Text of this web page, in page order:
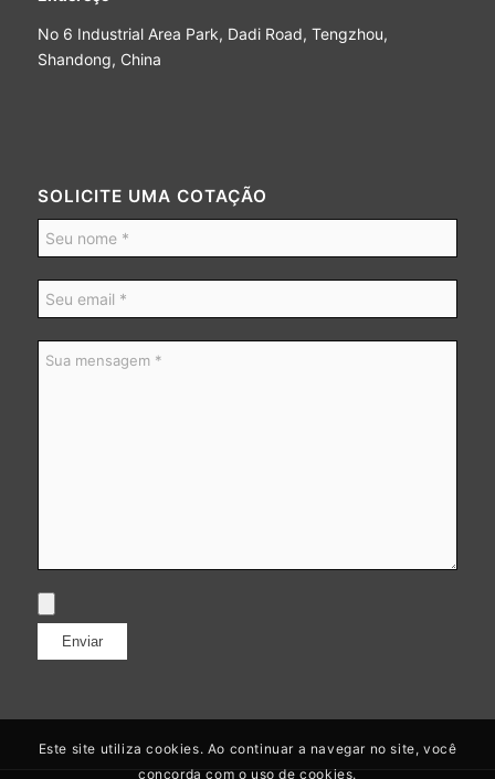
No 6 Industrial Area Park, Dadi Road, Tengzhou,
Shandong, China
SOLICITE UMA COTAÇÃO
Este site utiliza cookies. Ao continuar a navegar no site, você
concorda com o uso de cookies.